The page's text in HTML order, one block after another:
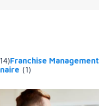
Franchise Management
(1)